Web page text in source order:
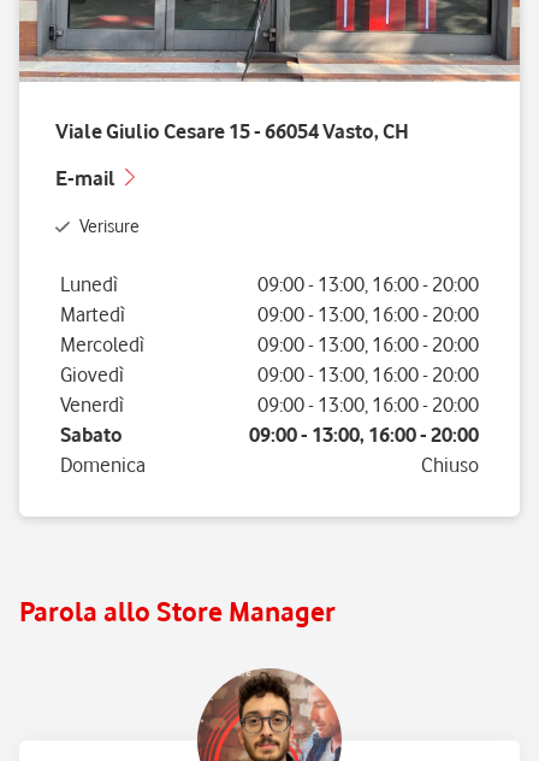
Viale Giulio Cesare 15 - 66054 Vasto, CH
E-mail
Verisure
Giorno della settimanaOrario
Lunedì 09:00- 13:00, 16:00- 20:00
Martedì
09:00- 13:00, 16:00- 20:00
Mercoledì
09:00- 13:00, 16:00- 20:00
Giovedì
09:00- 13:00, 16:00- 20:00
Venerdì
09:00- 13:00, 16:00- 20:00
Sabato
09:00- 13:00, 16:00- 20:00
Domenica
Chiuso
Parola allo Store Manager